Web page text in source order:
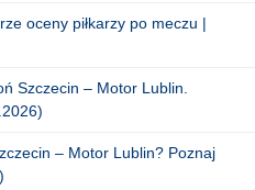
oceny piłkarzy po meczu |
Szczecin – Motor Lublin.
– Motor Lublin? Poznaj